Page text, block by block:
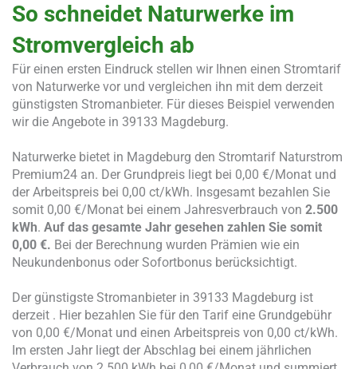
So schneidet Naturwerke im
Stromvergleich ab
Für einen ersten Eindruck stellen wir Ihnen einen Stromtarif
von Naturwerke vor und vergleichen ihn mit dem derzeit
günstigsten Stromanbieter. Für dieses Beispiel verwenden
wir die Angebote in 39133 Magdeburg.
Naturwerke bietet in Magdeburg den Stromtarif Naturstrom
Premium24 an. Der Grundpreis liegt bei 0,00 €/Monat und
der Arbeitspreis bei 0,00 ct/kWh. Insgesamt bezahlen Sie
somit 0,00 €/Monat bei einem Jahresverbrauch von 2.500
kWh. Auf das gesamte Jahr gesehen zahlen Sie somit
0,00 €. Bei der Berechnung wurden Prämien wie ein
Neukundenbonus oder Sofortbonus berücksichtigt.
Der günstigste Stromanbieter in 39133 Magdeburg ist
derzeit . Hier bezahlen Sie für den Tarif eine Grundgebühr
von 0,00 €/Monat und einen Arbeitspreis von 0,00 ct/kWh.
Im ersten Jahr liegt der Abschlag bei einem jährlichen